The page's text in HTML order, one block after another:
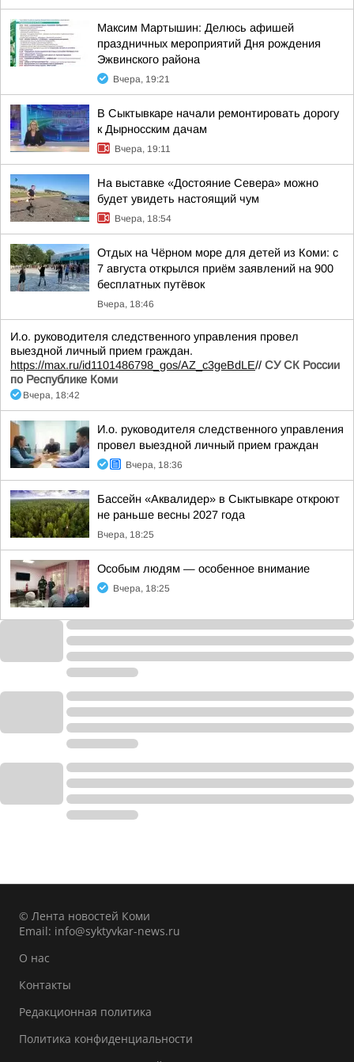
Максим Мартышин: Делюсь афишей
праздничных мероприятий Дня рождения
Эжвинского района
Вчера, 19:21
В Сыктывкаре начали ремонтировать дорогу
к Дырносским дачам
Вчера, 19:11
На выставке «Достояние Севера» можно
будет увидеть настоящий чум
Вчера, 18:54
Отдых на Чёрном море для детей из Коми: с
7 августа открылся приём заявлений на 900
бесплатных путёвок
Вчера, 18:46
И.о. руководителя следственного управления провел
выездной личный прием граждан.
https://max.ru/id1101486798_gos/AZ_c3geBdLE// СУ СК России
по Республике Коми
Вчера, 18:42
И.о. руководителя следственного управления
провел выездной личный прием граждан
Вчера, 18:36
Бассейн «Аквалидер» в Сыктывкаре откроют
не раньше весны 2027 года
Вчера, 18:25
Особым людям — особенное внимание
Вчера, 18:25
© Лента новостей Коми
Email: info@syktyvkar-news.ru
О нас
Контакты
Редакционная политика
Политика конфиденциальности